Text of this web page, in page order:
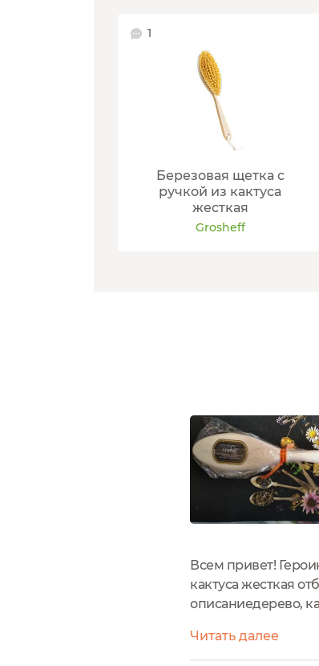
1
Березовая щетка с
ручкой из кактуса
жесткая
Grosheff
Всем привет!
кактуса жесткая
описаниедерево,
вторая щетка...
Читать далее